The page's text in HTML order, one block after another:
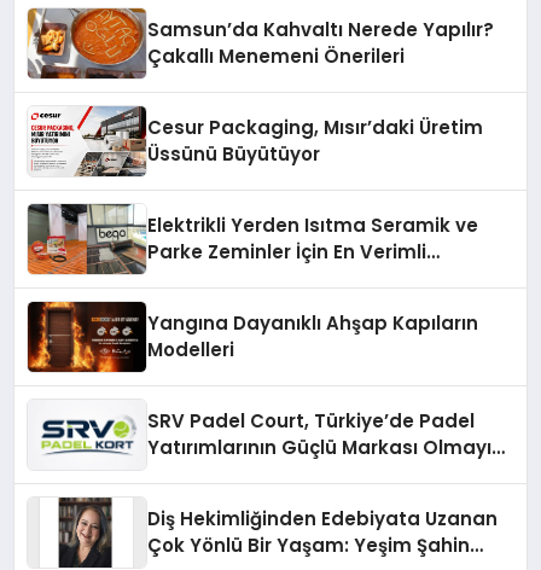
Samsun’da Kahvaltı Nerede Yapılır?
Çakallı Menemeni Önerileri
Cesur Packaging, Mısır’daki Üretim
Üssünü Büyütüyor
Elektrikli Yerden Isıtma Seramik ve
Parke Zeminler İçin En Verimli
Yangına Dayanıklı Ahşap Kapıların
Modelleri
SRV Padel Court, Türkiye’de Padel
Yatırımlarının Güçlü Markası Olmayı
Diş Hekimliğinden Edebiyata Uzanan
Çok Yönlü Bir Yaşam: Yeşim Şahin